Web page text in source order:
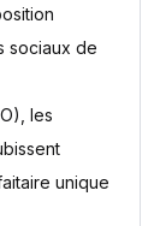
sociaux de
les
unique